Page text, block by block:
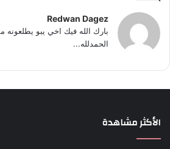
Redwan Dagez
بارك الله فيك اخي يبو يطلعونه
الحمدلله...
الأكثر مشاهدة